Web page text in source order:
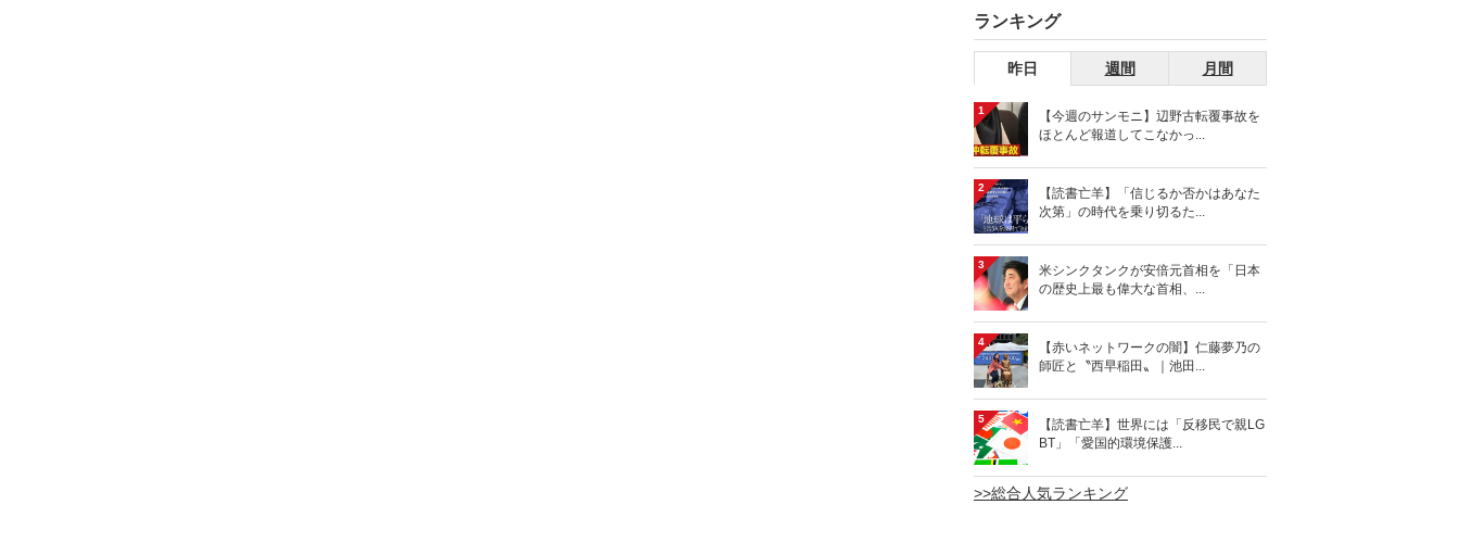
ランキング
昨日 週間 月間
1
【今週のサンモニ】辺野古転覆事故を
ほとんど報道してこなかっ...
2
【読書亡羊】「信じるか否かはあなた
次第」の時代を乗り切るた...
3
米シンクタンクが安倍元首相を「日本
の歴史上最も偉大な首相、...
4
【赤いネットワークの闇】仁藤夢乃の
師匠と〝西早稲田〟｜池田...
5
【読書亡羊】世界には「反移民で親LG
BT」「愛国的環境保護...
>>総合人気ランキング